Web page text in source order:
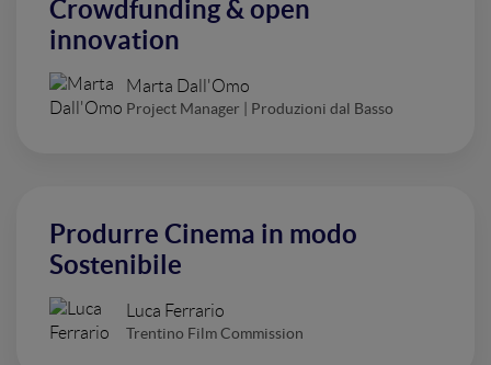
Crowdfunding & open
innovation
Marta Dall'Omo
Project Manager | Produzioni dal Basso
Produrre Cinema in modo
Sostenibile
Luca Ferrario
Trentino Film Commission